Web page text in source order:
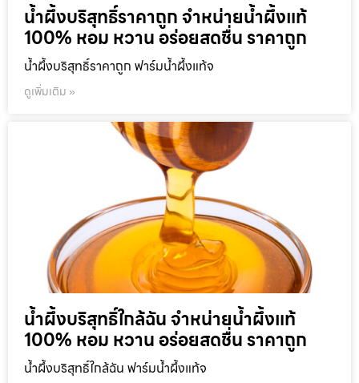
น้ำผึ้งบริสุทธิ์ราคาถูก จำหน่ายน้ำผึ้งแท้
100% หอม หวาน อร่อยสดชื่น ราคาถูก
น้ำผึ้งบริสุทธิ์ราคาถูก ฟาร์มน้ำผึ้งแท้จ
ดูเพิ่มเติม »
น้ำผึ้งบริสุทธิ์ใกล้ฉัน จำหน่ายน้ำผึ้งแท้
100% หอม หวาน อร่อยสดชื่น ราคาถูก
น้ำผึ้งบริสุทธิ์ใกล้ฉัน ฟาร์มน้ำผึ้งแท้จ